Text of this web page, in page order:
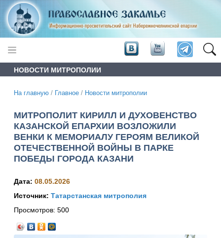
НОВОСТИ МИТРОПОЛИИ
На главную / Главное / Новости митрополии
МИТРОПОЛИТ КИРИЛЛ И ДУХОВЕНСТВО
КАЗАНСКОЙ ЕПАРХИИ ВОЗЛОЖИЛИ
ВЕНКИ К МЕМОРИАЛУ ГЕРОЯМ ВЕЛИКОЙ
ОТЕЧЕСТВЕННОЙ ВОЙНЫ В ПАРКЕ
ПОБЕДЫ ГОРОДА КАЗАНИ
Дата: 08.05.2026
Источник: Татарстанская митрополия
Просмотров: 500